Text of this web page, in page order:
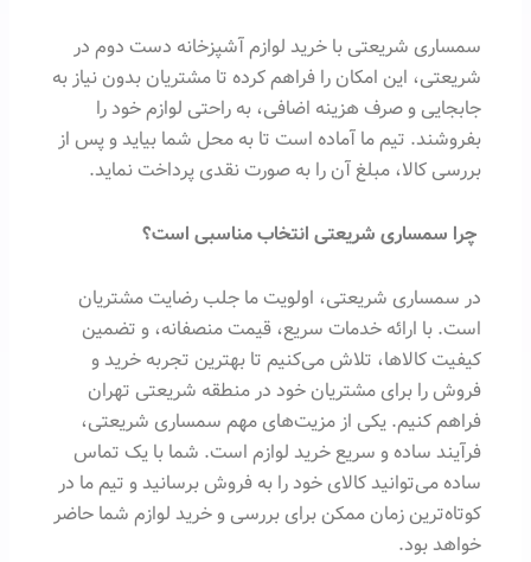
سمساری شریعتی با خرید لوازم آشپزخانه دست دوم در
شریعتی، این امکان را فراهم کرده تا مشتریان بدون نیاز به
جابجایی و صرف هزینه اضافی، به راحتی لوازم خود را
بفروشند. تیم ما آماده است تا به محل شما بیاید و پس از
بررسی کالا، مبلغ آن را به صورت نقدی پرداخت نماید.
چرا سمساری شریعتی انتخاب مناسبی است؟
در سمساری شریعتی، اولویت ما جلب رضایت مشتریان
است. با ارائه خدمات سریع، قیمت منصفانه، و تضمین
کیفیت کالاها، تلاش می‌کنیم تا بهترین تجربه خرید و
فروش را برای مشتریان خود در منطقه شریعتی تهران
فراهم کنیم. یکی از مزیت‌های مهم سمساری شریعتی،
فرآیند ساده و سریع خرید لوازم است. شما با یک تماس
ساده می‌توانید کالای خود را به فروش برسانید و تیم ما در
کوتاه‌ترین زمان ممکن برای بررسی و خرید لوازم شما حاضر
خواهد بود.